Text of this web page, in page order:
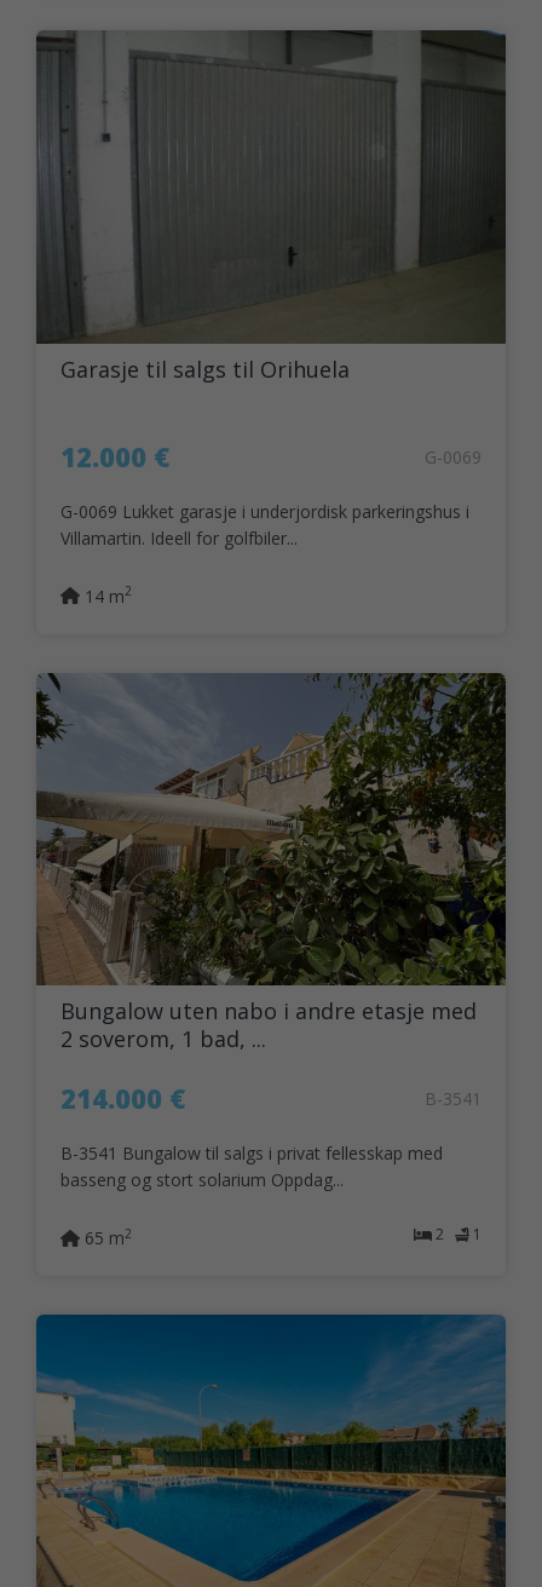
Garasje til salgs til Orihuela
12.000 € G-0069
G-0069 Lukket garasje i underjordisk parkeringshus i
Villamartin. Ideell for golfbiler...
14 m2
Bungalow uten nabo i andre etasje med
2 soverom, 1 bad, ...
214.000 € B-3541
B-3541 Bungalow til salgs i privat fellesskap med
basseng og stort solarium Oppdag...
2 1
65 m2